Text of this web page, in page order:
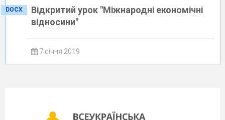
DOCX
Відкритий урок "Міжнародні економічні
відносини"
7 січня 2019